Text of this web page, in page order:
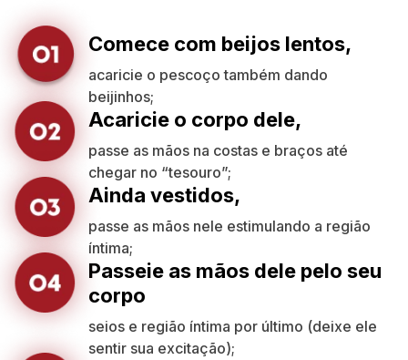
Comece com beijos lentos,
acaricie o pescoço também dando
beijinhos;
Acaricie o corpo dele,
passe as mãos na costas e braços até
chegar no “tesouro”;
Ainda vestidos,
passe as mãos nele estimulando a região
íntima;
Passeie as mãos dele pelo seu
corpo
seios e região íntima por último (deixe ele
sentir sua excitação);